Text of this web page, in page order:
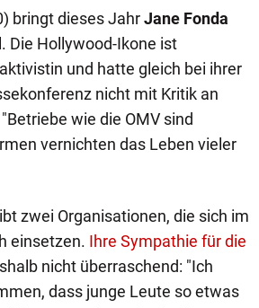
bringt dieses JahrJane Fonda
Die Hollywood-Ikone ist
und hatte gleich bei ihrer
nicht mit Kritik an
wie die OMV sind
vernichten das Leben vieler
zwei Organisationen, die sich im
einsetzen. Ihre Sympathie für die
nicht überraschend: "Ich
dass junge Leute so etwas